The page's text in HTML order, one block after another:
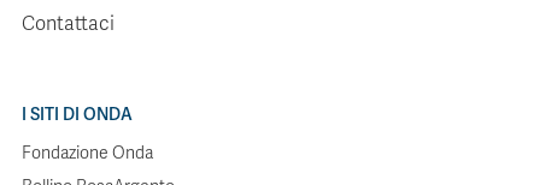
Contattaci
I SITI DI ONDA
Fondazione Onda